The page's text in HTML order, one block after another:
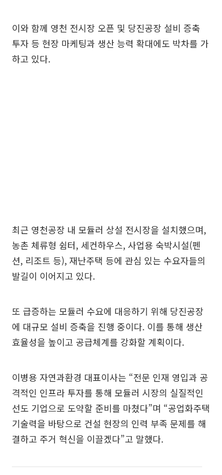
이와 함께 영천 전시장 오픈 및 당진공장 설비 증축
투자 등 현장 마케팅과 생산 능력 확대에도 박차를 가
하고 있다.
최근 영천공장 내 모듈러 상설 전시장을 설치했으며,
농촌 체류형 쉼터, 세컨하우스, 사업용 숙박시설(펜
션, 리조트 등), 재난주택 등에 관심 있는 수요자들의
발길이 이어지고 있다.
또 급증하는 모듈러 수요에 대응하기 위해 당진공장
에 대규모 설비 증축을 진행 중이다. 이를 통해 생산
효율성을 높이고 공급체계를 강화할 계획이다.
이병용 자연과환경 대표이사는 “전문 인재 영입과 공
격적인 인프라 투자를 통해 모듈러 시장의 실질적인
선도 기업으로 도약할 준비를 마쳤다”며 “공업화주택
기술력을 바탕으로 건설 현장의 인력 부족 문제를 해
결하고 주거 혁신을 이끌겠다”고 말했다.